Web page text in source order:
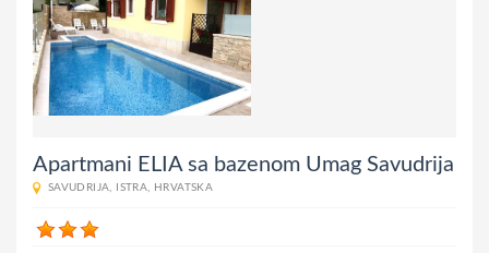
Apartmani ELIA sa bazenom Umag Savudrija
SAVUDRIJA ISTRA HRVATSKA